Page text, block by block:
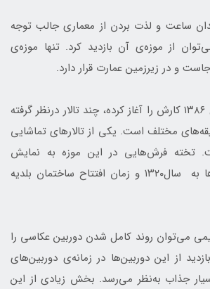
ساعت و لذت بردن از معماری جالب توجه
از موزه‌ی آن بازدید کرد. تنها موزه‌ی
و در زیرزمین عمارت قرار دارد.
در این موزه که از سال ۱۳۸۶ کارش را آغاز کرده، چند تالار درنظر گرفته
مختلف است. یکی از تالارهای تماشایی
تخته فرش‌هایی در این موزه به نمایش
درآمده‌اند که عمر آن‌ها به سال۱۳۲۰ و زمان افتتاح ساختمان بلدیه
می‌توان روند کامل شدن دوربین‌ عکاسی را
از این دوربین‌ها در زمانه‌ی دوربین‌های
جذاب به‌نظر می‌رسد. بخش زیادی از این